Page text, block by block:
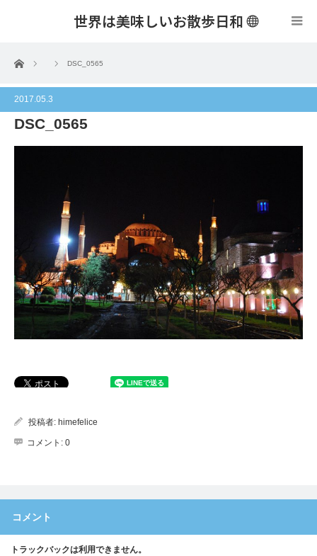
世界は美味しいお散歩日和
ホーム DSC_0565
2017.05.3
DSC_0565
投稿者: himefelice
コメント: 0
コメント
トラックバックは利用できません。